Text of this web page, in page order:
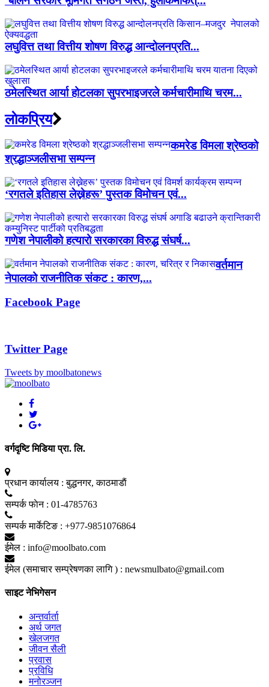
लघुवित्त तथा वित्तीय शोषण विरुद्ध आन्दोलनप्रति...
ठमेलस्थित आर्या होटलका सुपरभाइजरले कर्मचारीमाथि चरम...
लाेकप्रिय
कमरेड विमला श्रेष्ठको
श्रद्धाञ्जलीसभा सम्पन्न
‘रगतले इतिहास लेख्नेहरू’ पुस्तक विमोचन एवं...
गणेश नेपालीको हत्यारो सरकारका विरुद्ध संघर्ष...
वर्तमान
नेपालको राजनीतिक संकट : कारण,...
Facebook Page
Twitter Page
Tweets by moolbatonews
वर्गदृष्टि मिडिया प्रा. लि.
प्रधान कार्यालय : बुद्धनगर, काठमाडाैं
सम्पर्क फाेन : 01-4785763
सम्पर्क मार्केटिङ : +977-9851076864
ईमेल : info@moolbato.com
ईमेल (समाचार सम्प्रेषणका लागि ) : newsmulbato@gmail.com
साइट नेभिगेसन
अन्तर्वार्ता
अर्थ जगत
खेलजगत
जीवन सैली
प्रवास
प्रविधि
मनोरञ्जन